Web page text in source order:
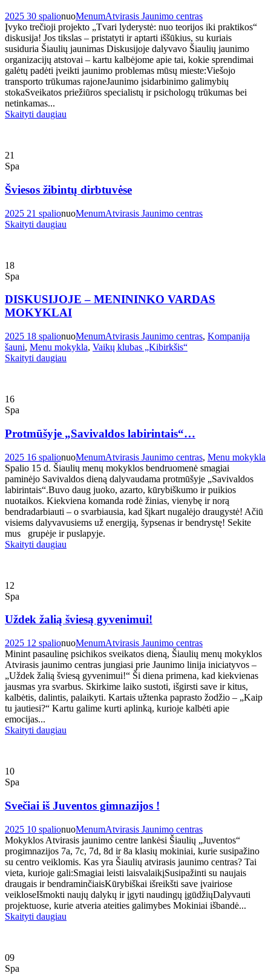
2025 30 spalionuoMenumAtvirasis Jaunimo centras
Įvyko trečioji projekto „Tvari lyderystė: nuo teorijos iki praktikos“
diskusija! Jos tikslas – pristatyti ir aptarti iššūkius, su kuriais
susiduria Šiaulių jaunimas Diskusijoje dalyvavo Šiaulių jaunimo
organizacijų atstovai – kartu kalbėjome apie tai, kokie sprendimai
galėtų padėti įveikti jaunimo problemas mūsų mieste:Viešojo
transporto trūkumas rajoneJaunimo įsidarbinimo galimybių
stokaSveikatos priežiūros specialistų ir psichologų trūkumas bei
netinkamas...
Skaityti daugiau
21
Spa
Šviesos žibintų dirbtuvėse
2025 21 spalionuoMenumAtvirasis Jaunimo centras
Skaityti daugiau
18
Spa
DISKUSIJOJE – MENININKO VARDAS
MOKYKLAI
2025 18 spalionuoMenumAtvirasis Jaunimo centras, Kompanija
šauni, Menu mokykla, Vaikų klubas „Kibirkšis“
Skaityti daugiau
16
Spa
Protmūšyje „Savivaldos labirintais“…
2025 16 spalionuoMenumAtvirasis Jaunimo centras, Menu mokykla
Spalio 15 d. Šiaulių menų mokyklos bendruomenė smagiai
paminėjo Savivaldos dieną dalyvaudama protmūšyje „Savivaldos
labirintais“.Buvo daug juoko, azarto, kūrybiškumo ir puikios
nuotaikos. Kiekviena komanda rodė žinias, vienybę ir norą
bendradarbiauti – o svarbiausia, kad šįkart nugalėjo draugystė! Ačiū
visiems dalyvavusiems už energiją, šypsenas ir bendrystę! Sekite
mus grupėje ir puslapyje.
Skaityti daugiau
12
Spa
Uždek žalią šviesą gyvenimui!
2025 12 spalionuoMenumAtvirasis Jaunimo centras
Minint pasaulinę psichikos sveikatos dieną, Šiaulių menų mokyklos
Atvirasis jaunimo centras jungiasi prie Jaunimo linija iniciatyvos –
„Uždek žalią šviesą gyvenimui!“ Ši diena primena, kad kiekvienas
jausmas yra svarbus. Skirkime laiko sustoti, išgirsti save ir kitus,
kalbėtis, dalintis, palaikyti. Kartais užtenka paprasto žodžio – „Kaip
tu jautiesi?“ Kartu galime kurti aplinką, kurioje kalbėti apie
emocijas...
Skaityti daugiau
10
Spa
Svečiai iš Juventos gimnazijos !
2025 10 spalionuoMenumAtvirasis Jaunimo centras
Mokyklos Atvirasis jaunimo centre lankėsi Šiaulių „Juventos“
progimnazijos 7a, 7c, 7d, 8d ir 8a klasių mokiniai, kurie susipažino
su centro veiklomis. Kas yra Šiaulių atvirasis jaunimo centras? Tai
vieta, kurioje gali:Smagiai leisti laisvalaikįSusipažinti su naujais
draugais ir bendraminčiaisKūrybiškai išreikšti save įvairiose
veikloseIšmokti naujų dalykų ir įgyti naudingų įgūdžiųDalyvauti
projektuose, kurie atveria ateities galimybes Mokiniai išbandė...
Skaityti daugiau
09
Spa